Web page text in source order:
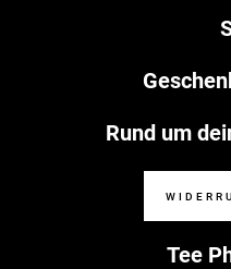
Tee
Rund um